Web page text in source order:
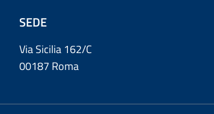
SEDE
Via Sicilia 162/C
00187 Roma